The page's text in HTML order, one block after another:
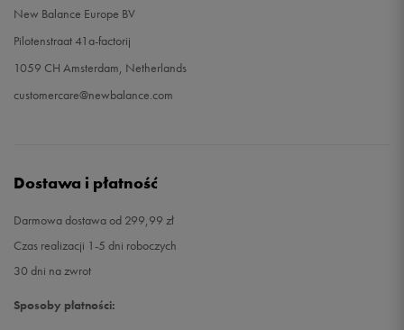
New Balance Europe BV
Pilotenstraat 41a-factorij
1059 CH Amsterdam, Netherlands
customercare@newbalance.com
Dostawa i płatność
Darmowa dostawa od 299,99 zł
Czas realizacji 1-5 dni roboczych
30 dni na zwrot
Sposoby płatności: